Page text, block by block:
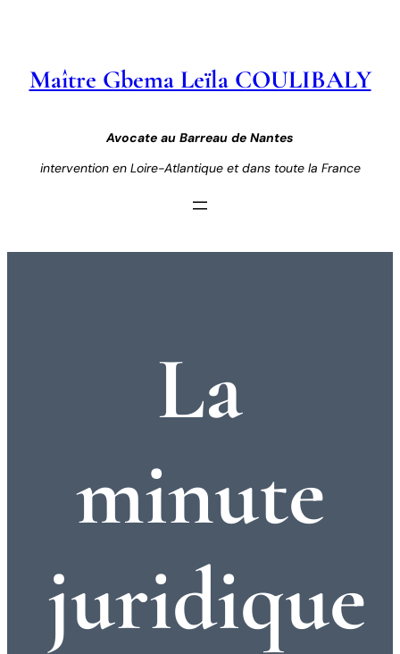
Maître Gbema Leïla COULIBALY
Avocate au Barreau de Nantes
intervention en Loire-Atlantique et dans toute la France
La
minute
juridique